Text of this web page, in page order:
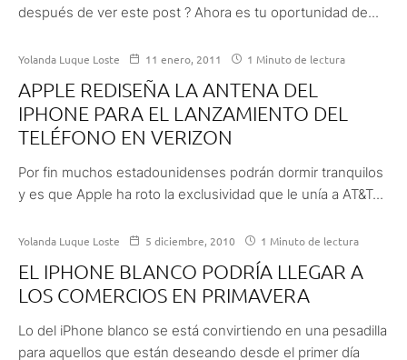
después de ver este post ? Ahora es tu oportunidad de...
Yolanda Luque Loste 11 enero, 2011 1 Minuto de lectura
APPLE REDISEÑA LA ANTENA DEL
IPHONE PARA EL LANZAMIENTO DEL
TELÉFONO EN VERIZON
Por fin muchos estadounidenses podrán dormir tranquilos
y es que Apple ha roto la exclusividad que le unía a AT&T...
Yolanda Luque Loste 5 diciembre, 2010 1 Minuto de lectura
EL IPHONE BLANCO PODRÍA LLEGAR A
LOS COMERCIOS EN PRIMAVERA
Lo del iPhone blanco se está convirtiendo en una pesadilla
para aquellos que están deseando desde el primer día